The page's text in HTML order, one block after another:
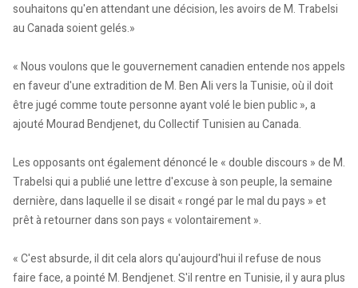
souhaitons qu'en attendant une décision, les avoirs de M. Trabelsi
au Canada soient gelés.»
« Nous voulons que le gouvernement canadien entende nos appels
en faveur d'une extradition de M. Ben Ali vers la Tunisie, où il doit
être jugé comme toute personne ayant volé le bien public », a
ajouté Mourad Bendjenet, du Collectif Tunisien au Canada.
Les opposants ont également dénoncé le « double discours » de M.
Trabelsi qui a publié une lettre d'excuse à son peuple, la semaine
dernière, dans laquelle il se disait « rongé par le mal du pays » et
prêt à retourner dans son pays « volontairement ».
« C'est absurde, il dit cela alors qu'aujourd'hui il refuse de nous
faire face, a pointé M. Bendjenet. S'il rentre en Tunisie, il y aura plus